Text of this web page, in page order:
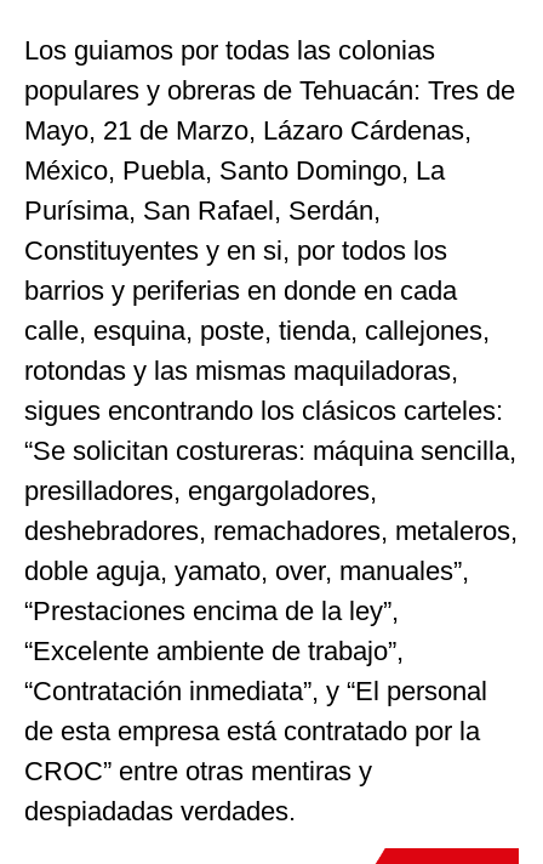
Los guiamos por todas las colonias
populares y obreras de Tehuacán: Tres de
Mayo, 21 de Marzo, Lázaro Cárdenas,
México, Puebla, Santo Domingo, La
Purísima, San Rafael, Serdán,
Constituyentes y en si, por todos los
barrios y periferias en donde en cada
calle, esquina, poste, tienda, callejones,
rotondas y las mismas maquiladoras,
sigues encontrando los clásicos carteles:
“Se solicitan costureras: máquina sencilla,
presilladores, engargoladores,
deshebradores, remachadores, metaleros,
doble aguja, yamato, over, manuales”,
“Prestaciones encima de la ley”,
“Excelente ambiente de trabajo”,
“Contratación inmediata”, y “El personal
de esta empresa está contratado por la
CROC” entre otras mentiras y
despiadadas verdades.